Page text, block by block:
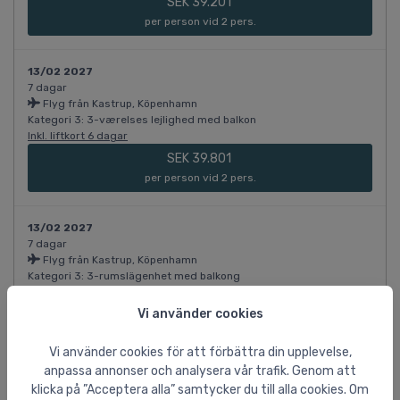
Vi använder cookies
Vi använder cookies för att förbättra din upplevelse,
anpassa annonser och analysera vår trafik. Genom att
klicka på ”Acceptera alla” samtycker du till alla cookies. Om
per person vid 2 pers.
13/02 2027
7 dagar
Flyg från Kastrup, Köpenhamn
Kategori 3: 3-værelses lejlighed med balkon
Inkl. liftkort 6 dagar
SEK 39.801
per person vid 2 pers.
13/02 2027
7 dagar
Flyg från Kastrup, Köpenhamn
Kategori 3: 3-rumslägenhet med balkong
SEK 39.801
13/02 2027